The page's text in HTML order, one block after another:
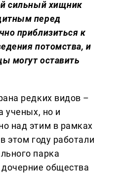
сильный хищник
перед
приблизиться к
потомства, и
могут оставить
редких видов –
ученых, но и
над этим в рамках
этом году работали
парка
общества